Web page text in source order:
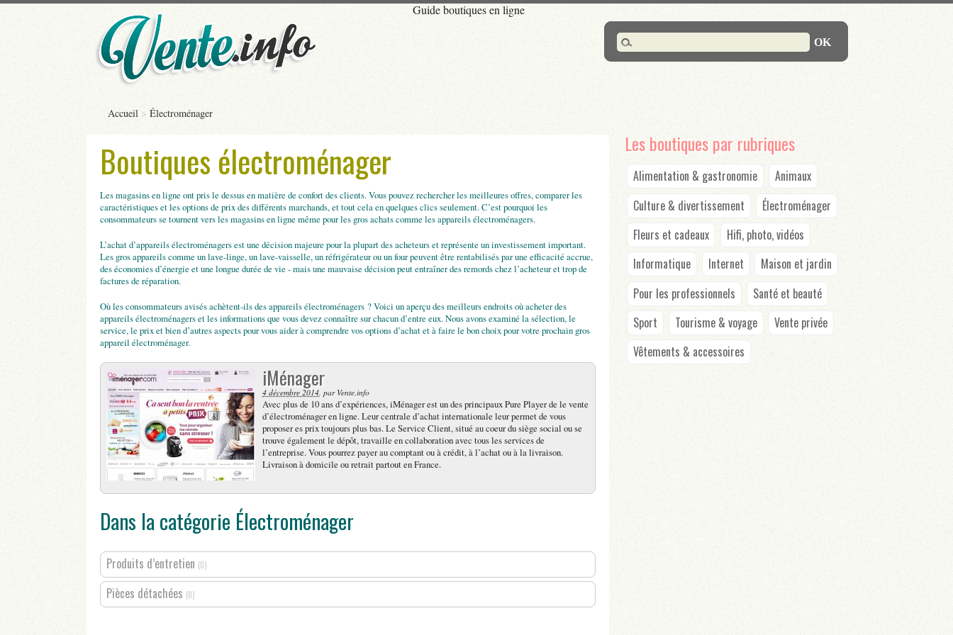
Guide boutiques en ligne
Accueil > Électroménager
Boutiques électroménager
Les magasins en ligne ont pris le dessus en matière de confort des clients. Vous pouvez rechercher les meilleures offres, comparer les
caractéristiques et les options de prix des différents marchands, et tout cela en quelques clics seulement. C’est pourquoi les
consommateurs se tournent vers les magasins en ligne même pour les gros achats comme les appareils électroménagers.
L’achat d’appareils électroménagers est une décision majeure pour la plupart des acheteurs et représente un investissement important.
Les gros appareils comme un lave-linge, un lave-vaisselle, un réfrigérateur ou un four peuvent être rentabilisés par une efficacité accrue,
des économies d’énergie et une longue durée de vie - mais une mauvaise décision peut entraîner des remords chez l’acheteur et trop de
factures de réparation.
Où les consommateurs avisés achètent-ils des appareils électroménagers ? Voici un aperçu des meilleurs endroits où acheter des
appareils électroménagers et les informations que vous devez connaître sur chacun d’entre eux. Nous avons examiné la sélection, le
service, le prix et bien d’autres aspects pour vous aider à comprendre vos options d’achat et à faire le bon choix pour votre prochain gros
appareil électroménager.
iMénager
4 décembre 2014, par Vente.info
Avec plus de 10 ans d’expériences, iMénager est un des principaux Pure Player de le vente
d’électroménager en ligne. Leur centrale d’achat internationale leur permet de vous
proposer es prix toujours plus bas. Le Service Client, situé au coeur du siège social ou se
trouve également le dépôt, travaille en collaboration avec tous les services de
l’entreprise. Vous pourrez payer au comptant ou à crédit, à l’achat ou à la livraison.
Livraison à domicile ou retrait partout en France.
Dans la catégorie Électroménager
Produits d’entretien (0)
Pièces détachées (0)
Les boutiques par rubriques
Alimentation & gastronomie
Animaux
Culture & divertissement
Électroménager
Fleurs et cadeaux
Hifi, photo, vidéos
Informatique
Internet
Maison et jardin
Pour les professionnels
Santé et beauté
Sport
Tourisme & voyage
Vente privée
Vêtements & accessoires